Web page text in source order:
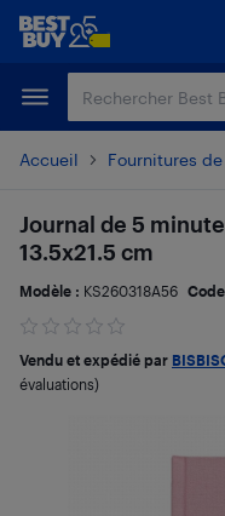
Passer
principal
Passer
Accueil Fournitures
Journal de 5
13.5x21.5 cm
Modèle : KS260318A56
Vendu et expédié par
évaluations)